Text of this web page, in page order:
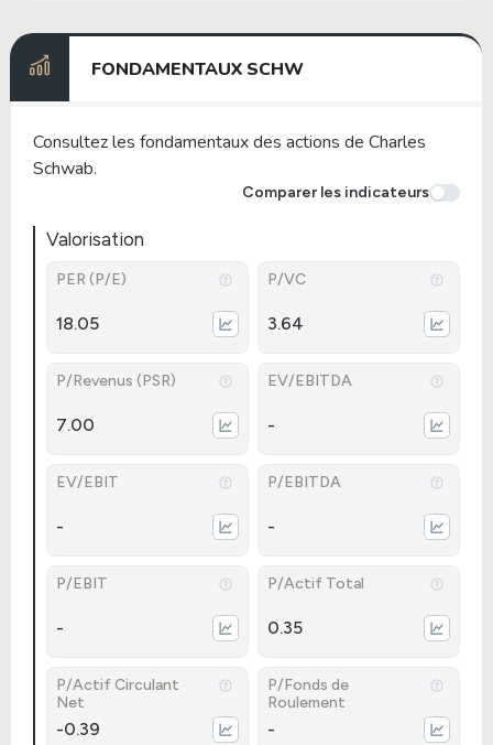
FONDAMENTAUX SCHW
Consultez les fondamentaux des actions de Charles
Schwab.
Comparer les indicateurs
Valorisation
PER (P/E)
18.05
P/VC
3.64
P/Revenus (PSR)
7.00
EV/EBITDA
-
EV/EBIT
-
P/EBITDA
-
P/EBIT
-
P/Actif Total
0.35
P/Actif Circulant
Net
-0.39
P/Fonds de
Roulement
-